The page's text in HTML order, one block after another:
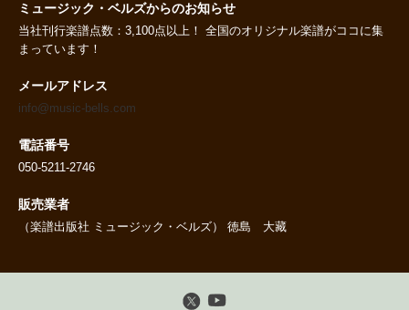
ミュージック・ベルズからのお知らせ
当社刊行楽譜点数：3,100点以上！ 全国のオリジナル楽譜がココに集
まっています！
メールアドレス
info@music-bells.com
電話番号
050-5211-2746
販売業者
（楽譜出版社 ミュージック・ベルズ） 徳島 大藏